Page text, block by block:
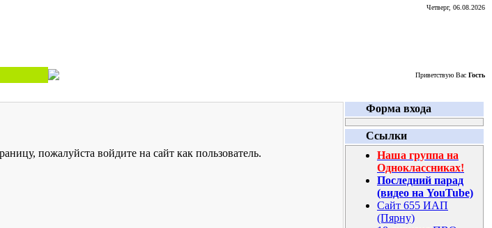
Четверг, 06.08.2026
Приветствую Вас Гость
пожалуйста войдите на сайт как пользователь.
Форма входа
Ссылки
Наша группа на
Одноклассниках!
Последний парад
(видео на YouTube)
Сайт 655 ИАП
(Пярну)